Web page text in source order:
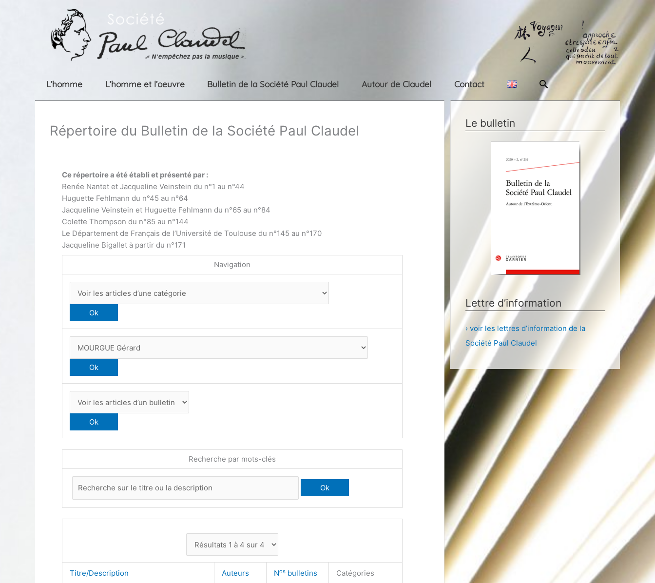
L’homme L’homme et l’oeuvre Bulletin de la Société Paul Claudel Autour de Claudel Contact Rechercher
Répertoire du Bulletin de la Société Paul Claudel
Ce répertoire a été établi et présenté par :
Renée Nantet et Jacqueline Veinstein du n°1 au n°44
Huguette Fehlmann du n°45 au n°64
Jacqueline Veinstein et Huguette Fehlmann du n°65 au n°84
Colette Thompson du n°85 au n°144
Le Département de Français de l’Université de Toulouse du n°145 au n°170
Jacqueline Bigallet à partir du n°171
Navigation
Recherche par mots-clés
Titre/Description Auteurs Nos bulletins Catégories
Le bulletin
Lettre d’information
› voir les lettres d’information de la
Société Paul Claudel